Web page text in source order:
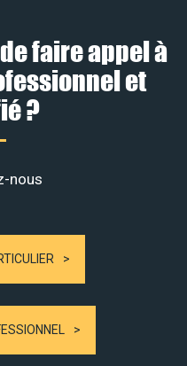
faire appel à
et
?
nous